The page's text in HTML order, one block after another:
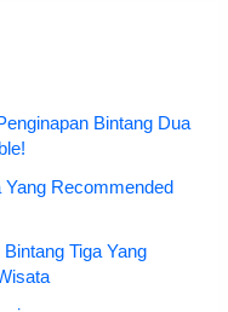
Bintang Dua
Recommended
Tiga Yang